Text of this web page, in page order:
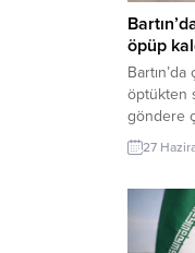
öpüp
öptükten
göndere
oynayan
27